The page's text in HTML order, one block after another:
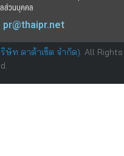
ส่วนบุคคล
pr@thaipr.net
ษัท ดาต้าเซ็ต จำกัด). All Rights